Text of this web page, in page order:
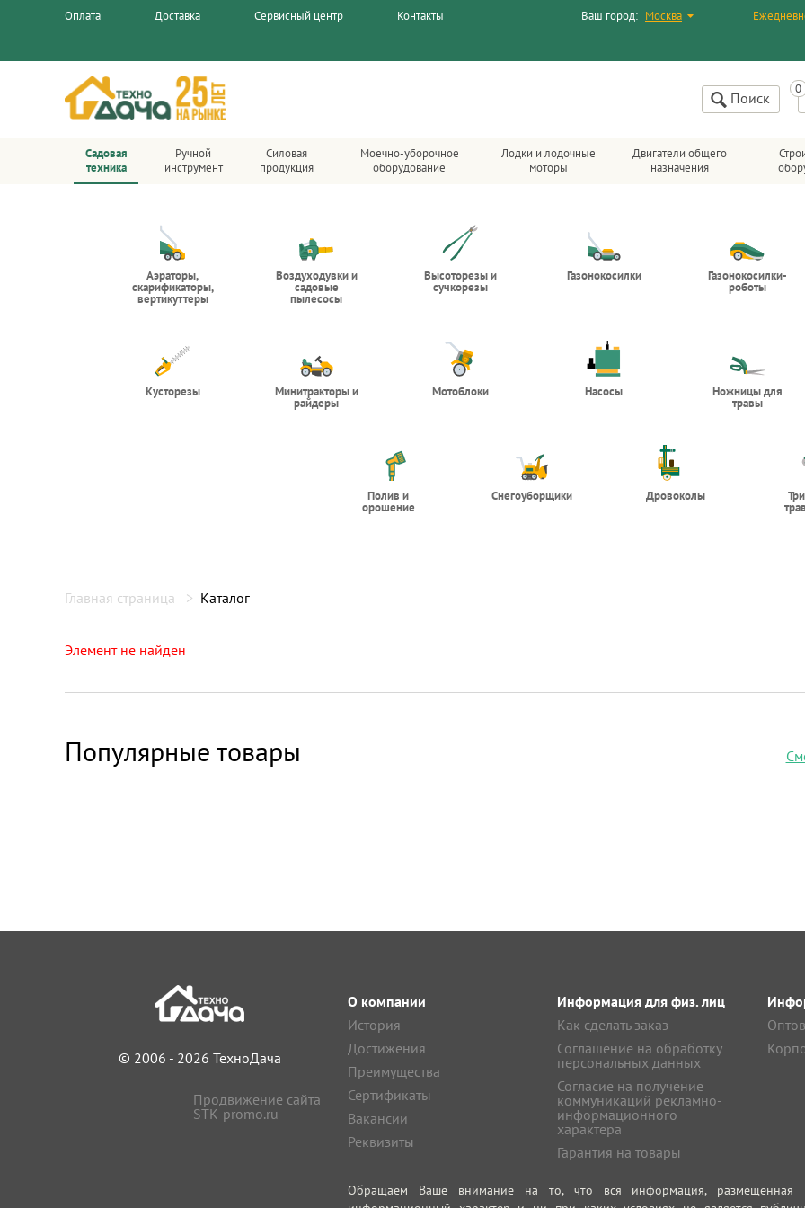
Оплата Доставка Сервисный центр Контакты Ваш город: Москва
Поиск
Садовая
техника
Ручной
инструмент
Силовая
продукция
Моечно-уборочное
оборудование
Лодки и лодочные
моторы
Двигатели общего
назначения
Аэраторы,
скарификаторы,
вертикуттеры
Воздуходувки и
садовые
пылесосы
Высоторезы и
сучкорезы
Газонокосилки Газонокосилки-
роботы
Кусторезы Минитракторы и
райдеры
Мотоблоки Насосы Ножницы для
травы
Полив и
орошение
Снегоуборщики Дровоколы
Главная страница Каталог
Элемент не найден
Популярные товары
© 2006 - 2026 ТехноДача
Продвижение сайта
STK-promo.ru
О компании
История
Достижения
Преимущества
Сертификаты
Вакансии
Реквизиты
Информация для физ. лиц
Как сделать заказ
Соглашение на обработку
персональных данных
Согласие на получение
коммуникаций рекламно-
информационного
характера
Гарантия на товары
Обращаем Ваше внимание на то, что вся информация, размещенная